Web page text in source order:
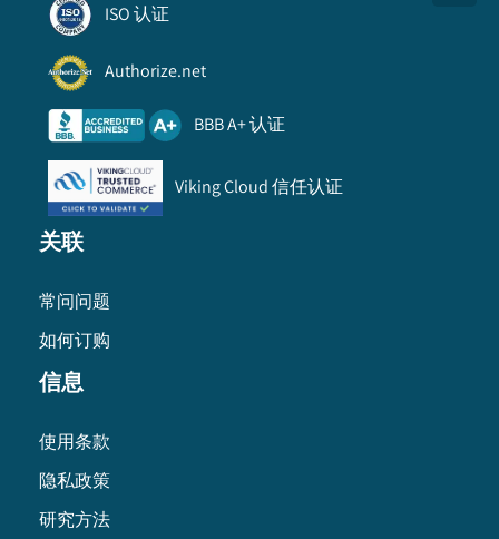
ISO 认证
Authorize.net
BBB A+ 认证
Viking Cloud 信任认证
关联
常问问题
如何订购
信息
使用条款
隐私政策
研究方法